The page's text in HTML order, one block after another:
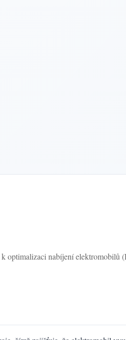
optimalizaci nabíjení elektromobilů